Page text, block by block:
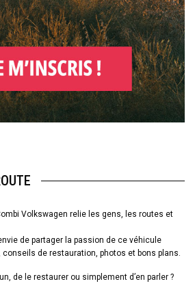
Volkswagen relie les gens, les routes et
de partager la passion de ce véhicule
de restauration, photos et bons plans.
de le restaurer ou simplement d’en parler ?